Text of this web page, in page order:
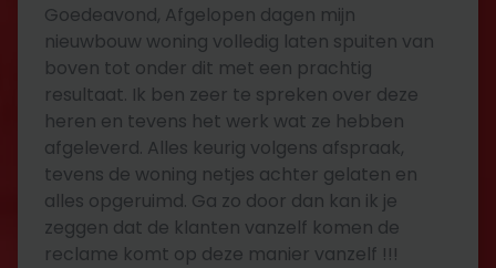
Goedeavond, Afgelopen dagen mijn
nieuwbouw woning volledig laten spuiten van
boven tot onder dit met een prachtig
resultaat. Ik ben zeer te spreken over deze
heren en tevens het werk wat ze hebben
afgeleverd. Alles keurig volgens afspraak,
tevens de woning netjes achter gelaten en
alles opgeruimd. Ga zo door dan kan ik je
zeggen dat de klanten vanzelf komen de
reclame komt op deze manier vanzelf !!!